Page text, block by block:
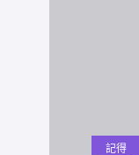
記得